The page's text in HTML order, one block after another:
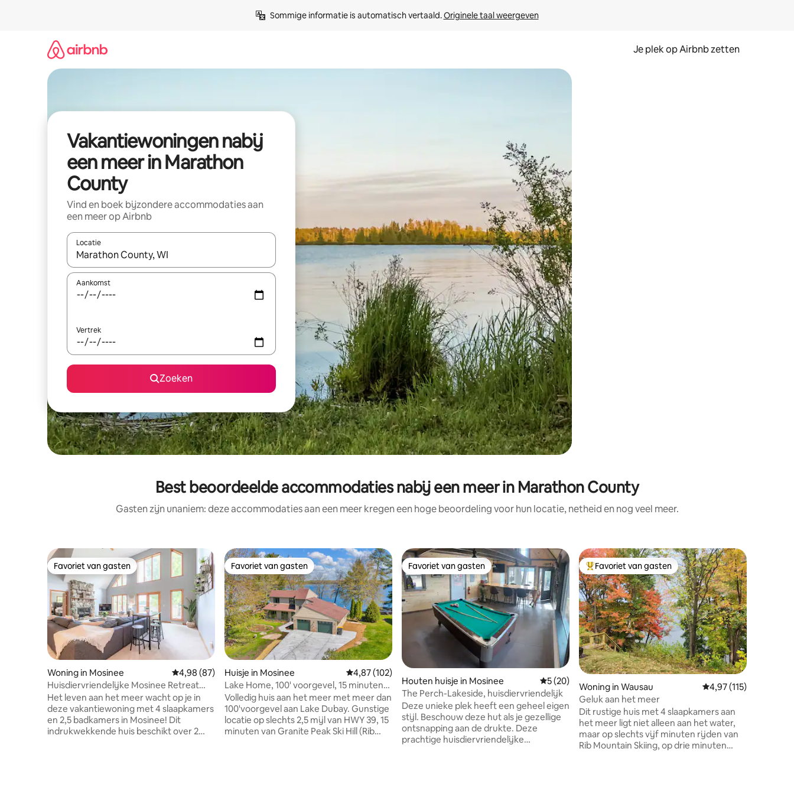
Sommige informatie is automatisch vertaald. Originele taal weergeven
Je plek op Airbnb zetten
Vakantiewoningen nabij
een meer in Marathon
County
Vind en boek bijzondere accommodaties aan
een meer op Airbnb
Locatie
Wanneer er resultaten beschikbaar zijn, maak je een keuze met je de pijltjestoetsen omhoog en omlaag, óf door te tikken of swipen.
Aankomst
Vertrek
Zoeken
Best beoordeelde accommodaties nabij een meer in Marathon County
Gasten zijn unaniem: deze accommodaties aan een meer kregen een hoge beoordeling voor hun locatie, netheid en nog veel meer.
Favoriet van gasten
Favoriet van gasten
Woning in Mosinee Gemiddelde beoordeling van 4,98 op 5, 87 recensies
4,98 (87)
Huisdiervriendelijke Mosinee Retreat
met bubbelbad!
Het leven aan het meer wacht op je in
deze vakantiewoning met 4 slaapkamers
en 2,5 badkamers in Mosinee! Dit
indrukwekkende huis beschikt over 2
Favoriet van gasten
Favoriet van gasten
Huisje in Mosinee Gemiddelde beoordeling van 4,87 op 5, 102 recensies
4,87 (102)
Lake Home, 100' voorgevel, 15 minuten
naar Sentry Golf
Volledig huis aan het meer met meer dan
100'voorgevel aan Lake Dubay. Gunstige
locatie op slechts 2,5 mijl van HWY 39, 15
minuten van Granite Peak Ski Hill (Rib
Favoriet van gasten
Favoriet van gasten
Houten huisje in Mosinee Gemiddelde beoordeling van 5 op 5, 20 recensies
5 (20)
The Perch-Lakeside, huisdiervriendelijk
Deze unieke plek heeft een geheel eigen
stijl. Beschouw deze hut als je gezellige
ontsnapping aan de drukte. Deze
prachtige huisdiervriendelijke
Topfavoriet van gasten
Favoriet van gasten
Woning in Wausau Gemiddelde
4,97 (115)
Geluk aan het meer
Dit rustige huis met 4 slaapkamers aan
het meer ligt niet alleen aan het water,
maar op slechts vijf minuten rijden van
Rib Mountain Skiing, op drie minuten